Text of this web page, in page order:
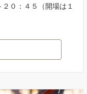
０：４５（開場は１